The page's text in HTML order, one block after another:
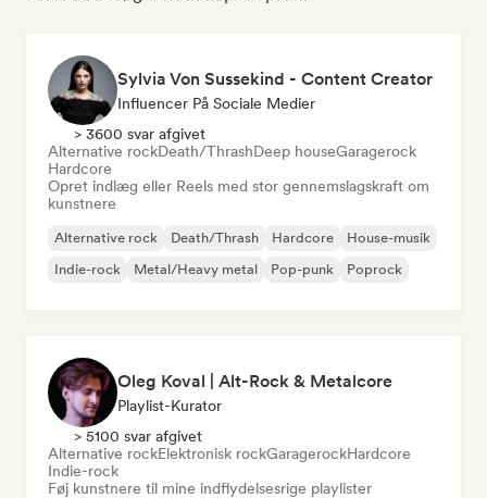
Sylvia Von Sussekind - Content Creator
Influencer På Sociale Medier
> 3600 svar afgivet
Alternative rockDeath/ThrashDeep houseGaragerock
Hardcore
Opret indlæg eller Reels med stor gennemslagskraft om
kunstnere
Alternative rock Death/Thrash Hardcore
House-musik
Indie-rock
Metal/Heavy metal Pop-punk Poprock
Oleg Koval | Alt-Rock & Metalcore
Playlist-Kurator
> 5100 svar afgivet
Alternative rockElektronisk rockGaragerockHardcore
Indie-rock
Føj kunstnere til mine indflydelsesrige playlister